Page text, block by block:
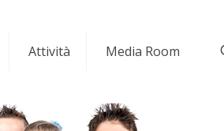
Attività Media Room